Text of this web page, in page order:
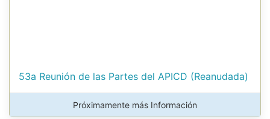
53a Reunión de las Partes del APICD (Reanudada)
Próximamente más Información